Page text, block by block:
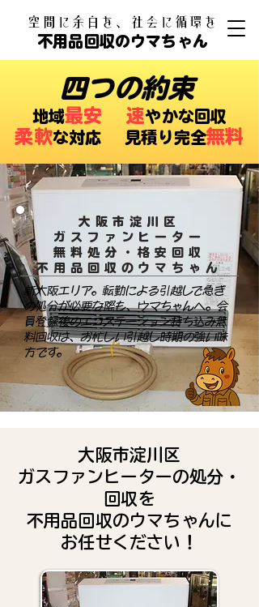
​空間に余白を、社会に循環を
不用品回収のウマちゃん
四つの約束
​地域最安 速やかな回収
柔軟な対応 ​見積り完全無料
大阪市淀川区
ガスファンヒーター
無料処分・格安回収
​不用品回収のウマちゃん
新大阪エリア。転勤による引越しで急ぎ
の処分が必要な際も、ウマちゃんへ。会
員登録後のエコステーション持ち込み無
料回収は、お忙しい引越し時期の強い味
方です。
大阪市淀川区
ガスファンヒーターの処分・
回収を
不用品回収のウマちゃんに
お任せください！